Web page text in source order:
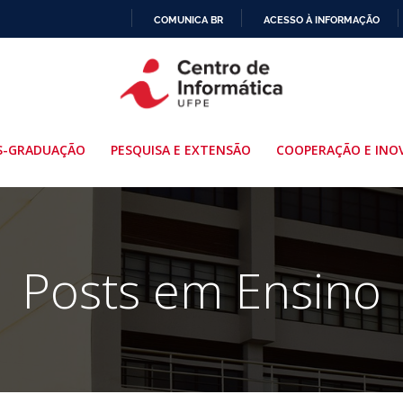
PARA
O
COMUNICA BR ACESSO À INFORMAÇÃO
GRADUAÇÃO PESQUISA E EXTENSÃO COOPERAÇÃO E
Posts em Ensino